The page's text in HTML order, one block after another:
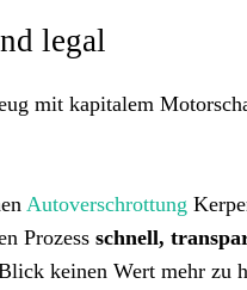
legal
mit kapitalem
Autoverschrottung
Prozess schnell,
keinen Wert mehr zu